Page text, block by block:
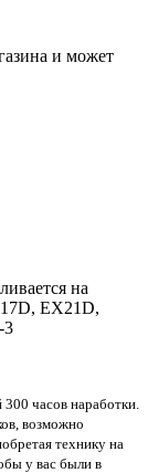
и может
на
EX21D,
3
часов наработки.
возможно
технику на
у вас были в